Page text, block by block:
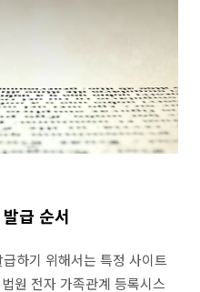
급 순서
하기 위해서는 특정 사이트
원 전자 가족관계 등록시스